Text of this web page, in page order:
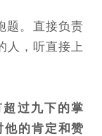
题。直接负责
人，听直接上
过九下的掌
的肯定和赞